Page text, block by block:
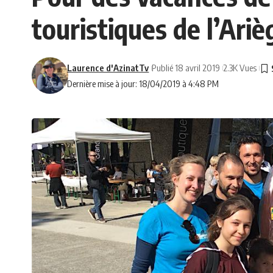
touristiques de
Dernière mise à jour: 18/04/2019 à 4:48 PM
Laurence d'AzinatTv Publié 18 avril 2019 2.3K Vues